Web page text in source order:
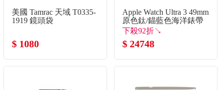
美國 Tamrac 天域 T0335-
1919 鏡頭袋
$ 1080
Apple Watch Ultra 3 49mm
原色鈦/錨藍色海洋錶帶
下殺92折↘
$ 24748